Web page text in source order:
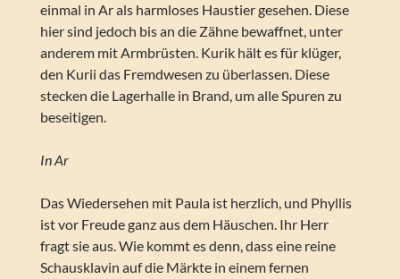
einmal in Ar als harmloses Haustier gesehen. Diese
hier sind jedoch bis an die Zähne bewaffnet, unter
anderem mit Armbrüsten. Kurik hält es für klüger,
den Kurii das Fremdwesen zu überlassen. Diese
stecken die Lagerhalle in Brand, um alle Spuren zu
beseitigen.
In Ar
Das Wiedersehen mit Paula ist herzlich, und Phyllis
ist vor Freude ganz aus dem Häuschen. Ihr Herr
fragt sie aus. Wie kommt es denn, dass eine reine
Schausklavin auf die Märkte in einem fernen